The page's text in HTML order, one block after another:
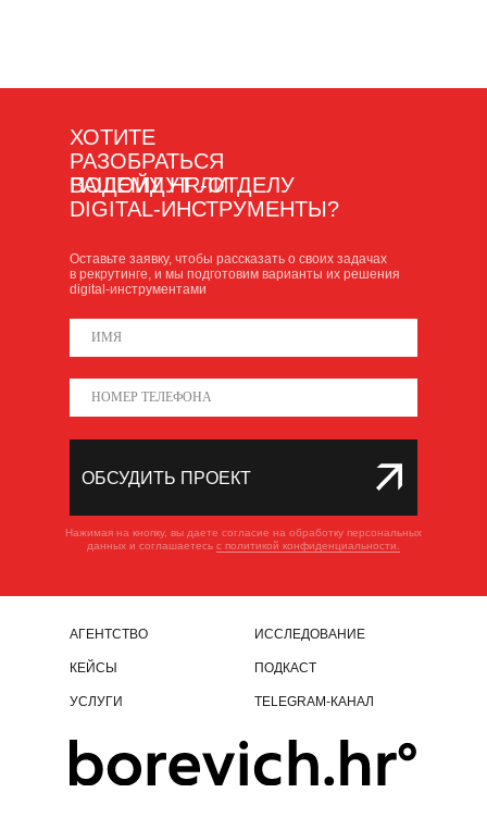
Оставьте заявку, чтобы рассказать о своих задачах
в рекрутинге, и мы подготовим варианты их решения
digital-инструментами
Нажимая на кнопку, вы даете согласие на обработку персональных
данных и соглашаетесь с политикой конфиденциальности.
ХОТИТЕ
РАЗОБРАТЬСЯ
ПОДОЙДУТ ЛИ
ВАШЕМУ HR-ОТДЕЛУ
DIGITAL-ИНСТРУМЕНТЫ?
ОБСУДИТЬ ПРОЕКТ
ОБСУДИТЬ ПРОЕКТ
АГЕНТСТВО
КЕЙСЫ
УСЛУГИ
ИССЛЕДОВАНИЕ
ПОДКАСТ
TELEGRAM-КАНАЛ